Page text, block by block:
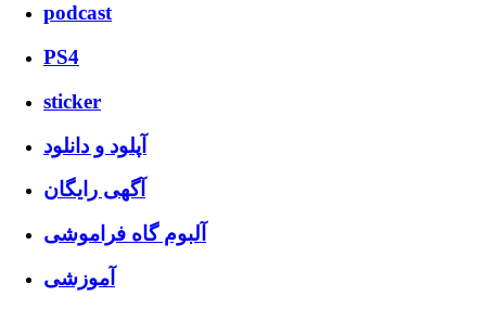
podcast
PS4
sticker
آپلود و دانلود
آگهی رایگان
آلبوم گاه فراموشی
آموزشی